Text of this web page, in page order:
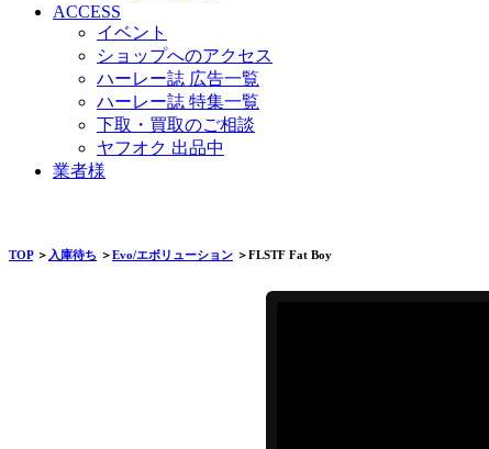
ACCESS
イベント
ショップへのアクセス
ハーレー誌 広告一覧
ハーレー誌 特集一覧
下取・買取のご相談
ヤフオク 出品中
業者様
TOP＞ 入庫待ち ＞Evo/エボリューション ＞FLSTF Fat Boy